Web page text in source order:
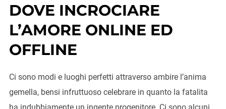
DOVE INCROCIARE
L’AMORE ONLINE ED
OFFLINE
Ci sono modi e luoghi perfetti attraverso ambire l’anima
gemella, bensi infruttuoso celebrare in quanto la fatalita